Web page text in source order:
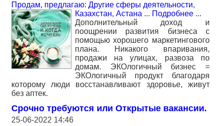
Продам, предлагаю: Другие сферы деятельности,
Казахстан, Астана ... Подробнее ...
Дополнительный доход и
поощрении развития бизнеса с
помощью хорошего маркетингового
плана. Никакого впаривания,
продажи на улицах, развоза по
домам. ЭКОлогичный бизнес =
ЭКОлогичный продукт благодаря
которому люди восстанавливают здоровье, живут
без аптек.
Срочно требуются или Открытые вакансии.
25-06-2022 14:46